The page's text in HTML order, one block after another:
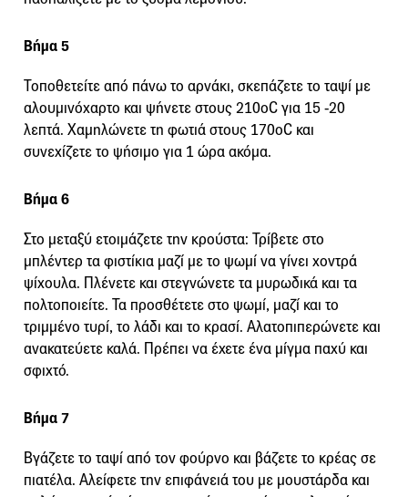
Βήμα 5
Τοποθετείτε από πάνω το αρνάκι, σκεπάζετε το ταψί με
αλουμινόχαρτο και ψήνετε στους 210οC για 15 -20
λεπτά. Χαμηλώνετε τη φωτιά στους 170οC και
συνεχίζετε το ψήσιμο για 1 ώρα ακόμα.
Βήμα 6
Στο μεταξύ ετοιμάζετε την κρούστα: Τρίβετε στο
μπλέντερ τα φιστίκια μαζί με το ψωμί να γίνει χοντρά
ψίχουλα. Πλένετε και στεγνώνετε τα μυρωδικά και τα
πολτοποιείτε. Τα προσθέτετε στο ψωμί, μαζί και το
τριμμένο τυρί, το λάδι και το κρασί. Αλατοπιπερώνετε και
ανακατεύετε καλά. Πρέπει να έχετε ένα μίγμα παχύ και
σφιχτό.
Βήμα 7
Βγάζετε το ταψί από τον φούρνο και βάζετε το κρέας σε
πιατέλα. Αλείφετε την επιφάνειά του με μουστάρδα και